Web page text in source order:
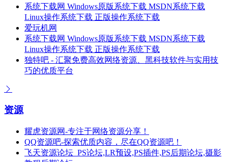
系统下载网 Windows原版系统下载 MSDN系统下载
Linux操作系统下载 正版操作系统下载
爱玩机网
系统下载网 Windows原版系统下载 MSDN系统下载
Linux操作系统下载 正版操作系统下载
独特吧 - 汇聚免费高效网络资源、黑科技软件与实用技
巧的优质平台
资源
耀虎资源网-专注于网络资源分享！
QQ资源吧-探索优质内容，尽在QQ资源吧！
飞天资源论坛_PS论坛,LR预设,PS插件,PS后期论坛,摄影